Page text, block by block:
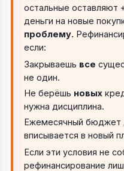
остальные оставляют
деньги на новые
проблему.
если:
Закрываешь все
не один.
Не берёшь новых
нужна дисциплина.
Ежемесячный бюджет
вписывается в новый
Если эти условия не
рефинансирование